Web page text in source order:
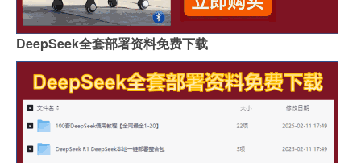
DeepSeek全套部署资料免费下载